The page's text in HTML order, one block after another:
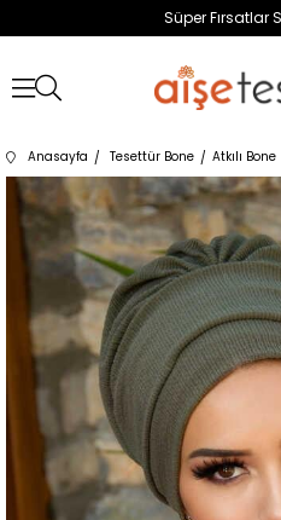
Süper Fırsatlar
Anasayfa Tesettür Bone Atkılı Bone